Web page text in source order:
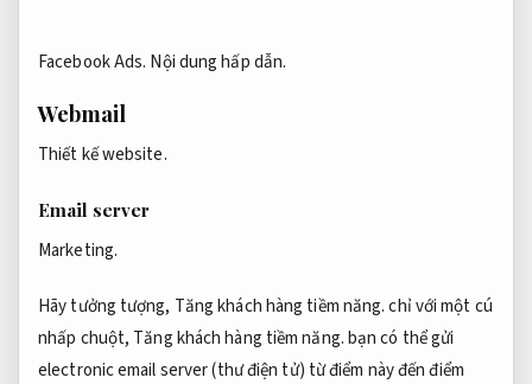
Facebook Ads. Nội dung hấp dẫn.
Webmail
Thiết kế website.
Email server
Marketing.
Hãy tưởng tượng, Tăng khách hàng tiềm năng.chỉ với một cú
nhấp chuột, Tăng khách hàng tiềm năng.bạn có thể gửi
electronic email server (thư điện tử) từ điểm này đến điểm